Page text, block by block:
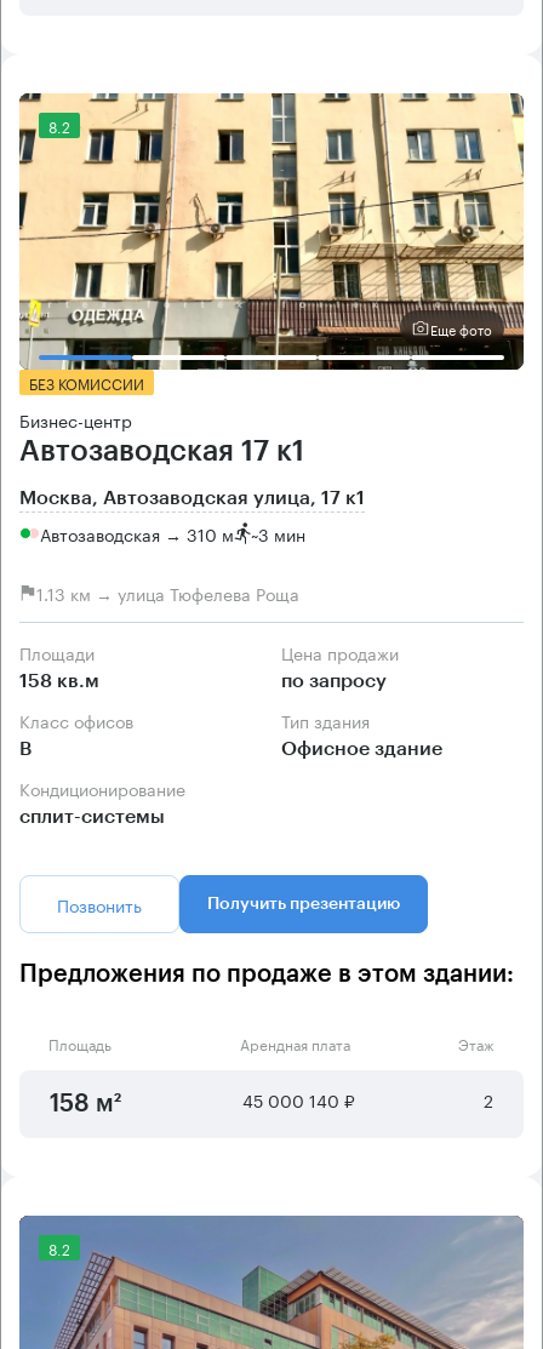
8.2
Еще фото
БЕЗ КОМИССИИ
Бизнес-центр
Автозаводская 17 к1
Москва, Автозаводская улица, 17 к1
Автозаводская → 310 м ~3 мин
1.13 км → улица Тюфелева Роща
Площади
158 кв.м
Цена продажи
по запросу
Класс офисов
B
Тип здания
Офисное здание
Кондиционирование
сплит-системы
Позвонить Получить презентацию
Предложения по продаже в этом здании:
Площадь Арендная плата Этаж
158 м² 45 000 140 ₽ 2
8.2